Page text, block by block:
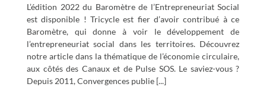
L’édition 2022 du Baromètre de l’Entrepreneuriat Social
est disponible ! Tricycle est fier d’avoir contribué à ce
Baromètre, qui donne à voir le développement de
l’entrepreneuriat social dans les territoires. Découvrez
notre article dans la thématique de l’économie circulaire,
aux côtés des Canaux et de Pulse SOS. Le saviez-vous ?
Depuis 2011, Convergences publie [...]